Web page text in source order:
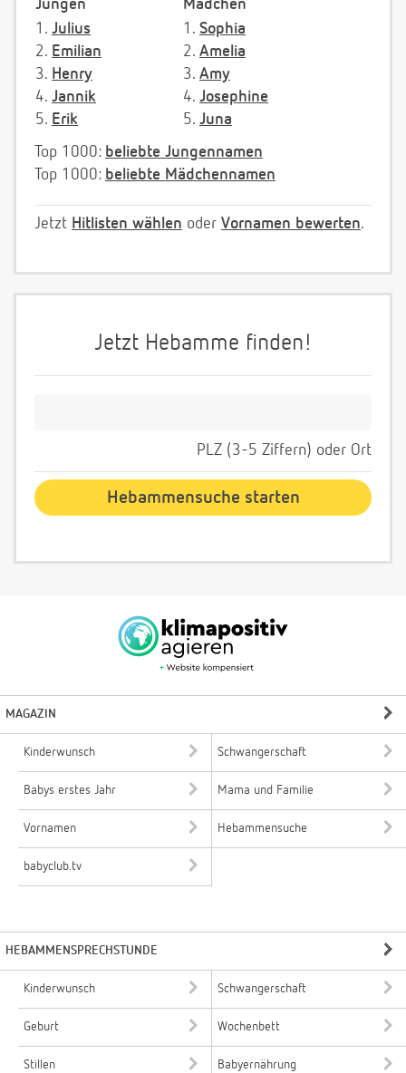
Jungen
Mädchen
1. Julius
2. Emilian
3. Henry
4. Jannik
5. Erik
1. Sophia
2. Amelia
3. Amy
4. Josephine
5. Juna
Top 1000: beliebte Jungennamen
Top 1000: beliebte Mädchennamen
Jetzt Hitlisten wählen oder Vornamen bewerten.
Jetzt Hebamme finden!
PLZ (3-5 Ziffern) oder Ort
MAGAZIN
Kinderwunsch Schwangerschaft
Babys erstes Jahr Mama und Familie
Vornamen Hebammensuche
babyclub.tv
HEBAMMENSPRECHSTUNDE
Kinderwunsch Schwangerschaft
Geburt Wochenbett
Stillen Babyernährung